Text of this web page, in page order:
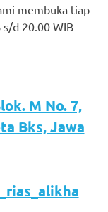
membuka tiap
d 20.00 WIB
M No. 7,
Bks, Jawa